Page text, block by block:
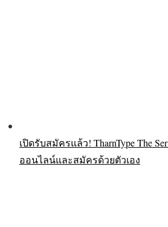
เปิดรับสมัครแล้ว! TharnType The
ออนไลน์และสมัครด้วยตัวเอง